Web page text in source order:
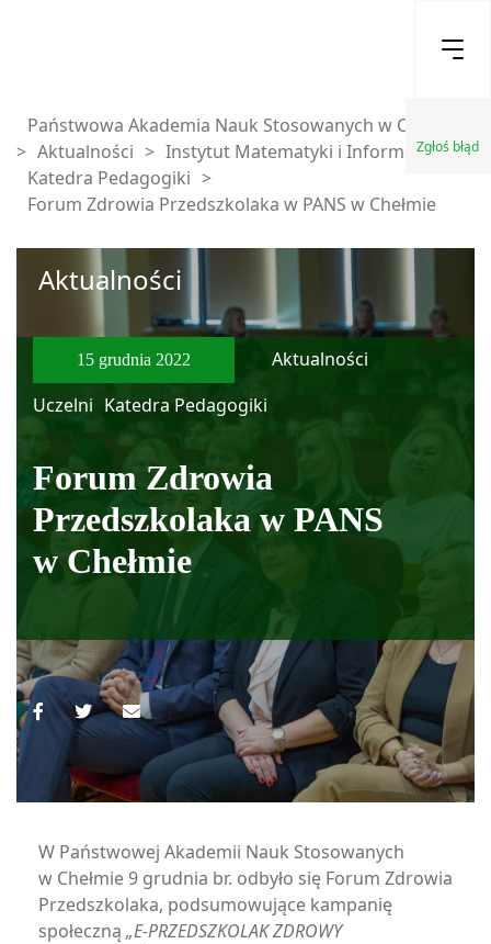
Zgłoś błąd
Państwowa Akademia Nauk Stosowanych w Chełmie
> Aktualności > Instytut Matematyki i Informatyki >
Katedra Pedagogiki >
Forum Zdrowia Przedszkolaka w PANS w Chełmie
Aktualności
15 grudnia 2022
Aktualności
Uczelni Katedra Pedagogiki
Forum Zdrowia
Przedszkolaka w PANS
w Chełmie
W Państwowej Akademii Nauk Stosowanych
w Chełmie 9 grudnia br. odbyło się Forum Zdrowia
Przedszkolaka, podsumowujące kampanię
społeczną „E-PRZEDSZKOLAK ZDROWY